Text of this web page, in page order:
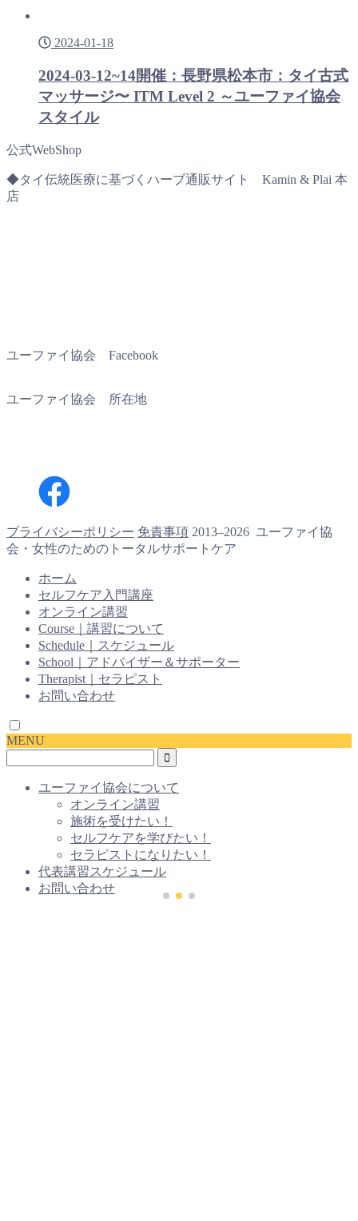
2024-01-18
2024-03-12~14開催：長野県松本市：タイ古式
マッサージ〜 ITM Level 2 ～ユーファイ協会
スタイル
公式WebShop
◆タイ伝統医療に基づくハーブ通販サイト Kamin & Plai 本
店
ユーファイ協会 Facebook
ユーファイ協会 所在地
プライバシーポリシー 免責事項 2013–2026 ユーファイ協
会・女性のためのトータルサポートケア
ホーム
セルフケア入門講座
オンライン講習
Course｜講習について
Schedule｜スケジュール
School｜アドバイザー＆サポーター
Therapist｜セラピスト
お問い合わせ
MENU
ユーファイ協会について
オンライン講習
施術を受けたい！
セルフケアを学びたい！
セラピストになりたい！
代表講習スケジュール
お問い合わせ